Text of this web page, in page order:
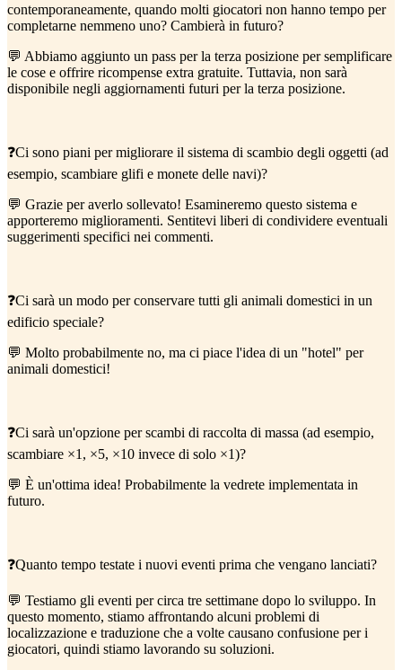
contemporaneamente, quando molti giocatori non hanno tempo per
completarne nemmeno uno? Cambierà in futuro?
💬 Abbiamo aggiunto un pass per la terza posizione per semplificare
le cose e offrire ricompense extra gratuite. Tuttavia, non sarà
disponibile negli aggiornamenti futuri per la terza posizione.
❓Ci sono piani per migliorare il sistema di scambio degli oggetti (ad
esempio, scambiare glifi e monete delle navi)?
💬 Grazie per averlo sollevato! Esamineremo questo sistema e
apporteremo miglioramenti. Sentitevi liberi di condividere eventuali
suggerimenti specifici nei commenti.
❓Ci sarà un modo per conservare tutti gli animali domestici in un
edificio speciale?
💬 Molto probabilmente no, ma ci piace l'idea di un "hotel" per
animali domestici!
❓Ci sarà un'opzione per scambi di raccolta di massa (ad esempio,
scambiare ×1, ×5, ×10 invece di solo ×1)?
💬 È un'ottima idea! Probabilmente la vedrete implementata in
futuro.
❓Quanto tempo testate i nuovi eventi prima che vengano lanciati?
💬 Testiamo gli eventi per circa tre settimane dopo lo sviluppo. In
questo momento, stiamo affrontando alcuni problemi di
localizzazione e traduzione che a volte causano confusione per i
giocatori, quindi stiamo lavorando su soluzioni.